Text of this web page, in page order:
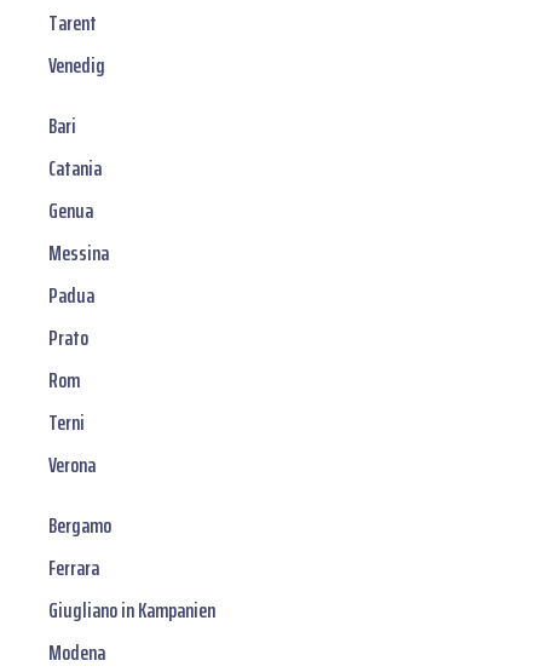
Tarent
Venedig
Bari
Catania
Genua
Messina
Padua
Prato
Rom
Terni
Verona
Bergamo
Ferrara
Giugliano in Kampanien
Modena